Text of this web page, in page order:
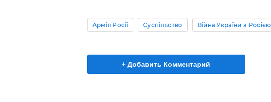
Армія Росії Суспільство Війна України з Росією
+ Добавить Комментарий